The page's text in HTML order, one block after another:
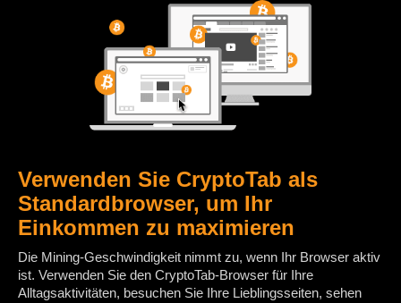
Verwenden Sie CryptoTab als
Standardbrowser, um Ihr
Einkommen zu maximieren
Die Mining-Geschwindigkeit nimmt zu, wenn Ihr Browser aktiv
ist. Verwenden Sie den CryptoTab-Browser für Ihre
Alltagsaktivitäten, besuchen Sie Ihre Lieblingsseiten, sehen